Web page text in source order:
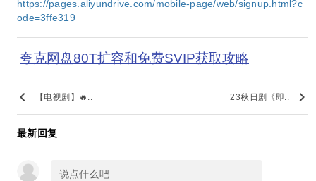
https://pages.aliyundrive.com/mobile-page/web/signup.html?c
ode=3ffe319
夸克网盘80T扩容和免费SVIP获取攻略
keyboard_arrow_left 【电视剧】🔥.. 23秋日剧《即.. keyboard_arrow_right
最新回复